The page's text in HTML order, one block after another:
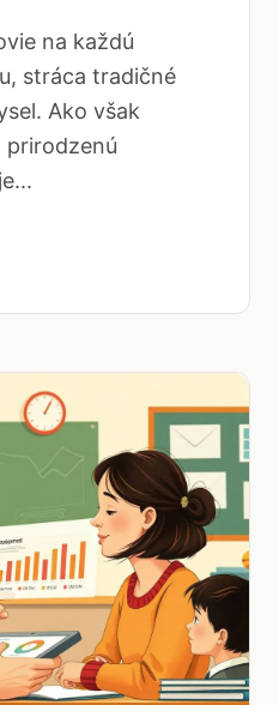
na každú
stráca tradičné
Ako však